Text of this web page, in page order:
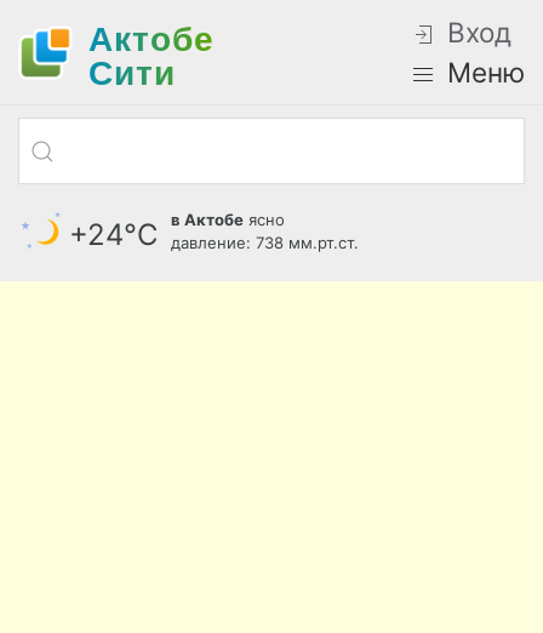
Актобе
Cити
Вход
Меню
+24°С в Актобе ясно
давление: 738 мм.рт.ст.